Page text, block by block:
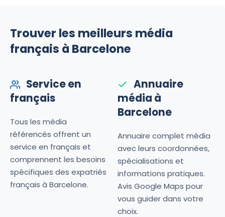
Trouver les meilleurs média
français à Barcelone
Service en
français
Tous les média
référencés offrent un
service en français et
comprennent les besoins
spécifiques des expatriés
français à Barcelone.
Annuaire
média à
Barcelone
Annuaire complet média
avec leurs coordonnées,
spécialisations et
informations pratiques.
Avis Google Maps pour
vous guider dans votre
choix.